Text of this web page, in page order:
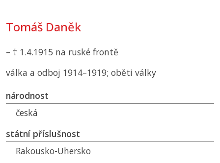
Tomáš Daněk
– † 1.4.1915 na ruské frontě
válka a odboj 1914–1919; oběti války
národnost
česká
státní příslušnost
Rakousko-Uhersko